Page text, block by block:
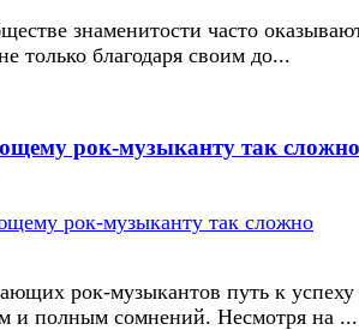
знаменитости часто
только благодаря своим до...
рок-музыканту так сложно
рок-музыкантов путь к успеху
и полным сомнений. Несмотря на ...